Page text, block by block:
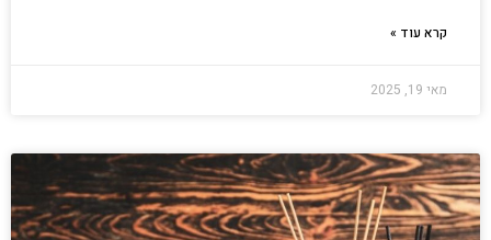
קרא עוד »
מאי 19, 2025